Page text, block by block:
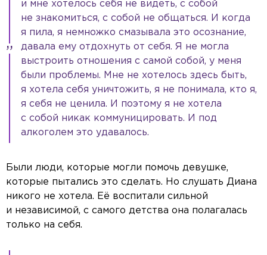
и мне хотелось себя не видеть, с собой
не знакомиться, с собой не общаться. И когда
я пила, я немножко смазывала это осознание,
давала ему отдохнуть от себя. Я не могла
выстроить отношения с самой собой, у меня
были проблемы. Мне не хотелось здесь быть,
я хотела себя уничтожить, я не понимала, кто я,
я себя не ценила. И поэтому я не хотела
с собой никак коммуницировать. И под
алкоголем это удавалось.
Были люди, которые могли помочь девушке,
которые пытались это сделать. Но слушать Диана
никого не хотела. Её воспитали сильной
и независимой, с самого детства она полагалась
только на себя.